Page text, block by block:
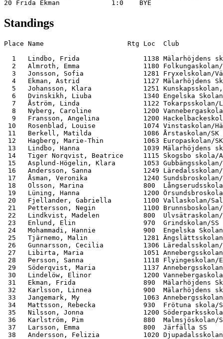
Standings
Place Name                     Rtg Loc  Club
1   Lindbo, Frida                1138 Mälarhöjdens
2   Almroth, Emma                1180
3   Jonsson, Sofia               1281 Fryxelskolan/
4   Ekman, Astrid                1127 Mälarhöjdens
5   Johansson, Klara             1251
6   Dvinskikh, Liuba             1340 Engelska
7   Åström, Linda                1122
8   Nyberg, Caroline             1200
9   Fransson, Angelina           1200
10   Rosenblad, Louise            1074
11   Berkell, Matilda             1086 Årstaskolan/
12   Hagberg, Marie-Thin          1063
13   Lindbo, Hanna                1039 Mälarhöjdens
14   Tiger Norqvist, Beatrice     1115 Skogsbo
15   Asplund-Högelin, Klara       1053
16   Andersson, Sanna             1249
17   Åsman, Veronika              1240
18   Olsson, Marina               800
19   Lüning, Hanna                1200
20   Fjellander, Gabriella        1100
21   Pettersson, Negin            1100
22   Lindkvist, Madelen           800
23   Enlund, Elin                 970  Grindskolan/
24   Mohammadi, Hannie            900  Engelska
25   Tjärnemo, Malin              1281
26   Gunnarsson, Cecilia          1306
27   Libirta, Maria               1051
28   Persson, Sanna               1118
29   Söderqvist, Maria            1137
30   Lindelöw, Elinor             1200
31   Ekman, Frida                 890  Mälarhöjdens
32   Karlsson, Linnea             900  Mälarhöjdens
33   Jangemark, My                1063
34   Mattsson, Rebecka            930  Frötuna
35   Nilsson, Jonna               1200
36   Karlström, Pim               880
37   Larsson, Emma                800  Järfälla
38   Andersson, Felizia           1020